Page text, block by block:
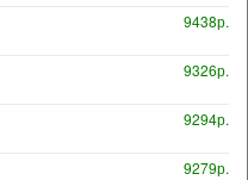
9438р.
9326р.
9294р.
9279р.